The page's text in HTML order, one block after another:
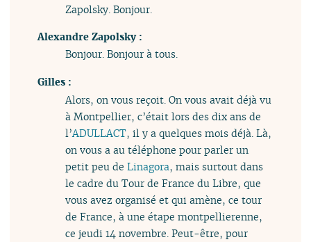
Zapolsky. Bonjour.
Alexandre Zapolsky :
Bonjour. Bonjour à tous.
Gilles :
Alors, on vous reçoit. On vous avait déjà vu
à Montpellier, c’était lors des dix ans de
l’ADULLACT, il y a quelques mois déjà. Là,
on vous a au téléphone pour parler un
petit peu deLinagora, mais surtout dans
le cadre du Tour de France du Libre, que
vous avez organisé et qui amène, ce tour
de France, à une étape montpellierenne,
ce jeudi 14 novembre. Peut-être, pour